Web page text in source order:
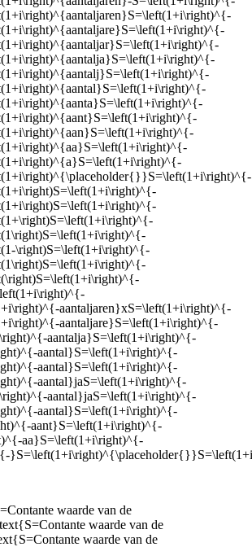
\right)S=\left(1+i\right)^{-
aantaljaren}xS=\left(1+i\right)^{-
aantaljare}S=\left(1+i\right)^{-
aantalja}S=\left(1+i\right)^{-
aantal}S=\left(1+i\right)^{-
aantal}S=\left(1+i\right)^{-
aantal}jaS=\left(1+i\right)^{-
aantal}jaS=\left(1+i\right)^{-
aantal}S=\left(1+i\right)^{-
aant}S=\left(1+i\right)^{-
aa}S=\left(1+i\right)^{-
waarde van de
waarde van de
waarde van de